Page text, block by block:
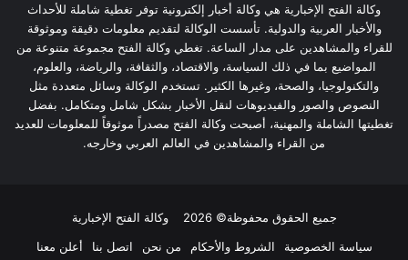
وكالة الفتح الإخبارية هي وكالة أخبار إلكترونية توفر تغطية شاملة للأحداث
والأخبار العربية والدولية. تأسست الوكالة لتقديم معلومات دقيقة وموثوقة
للقراء والمشاهدين على مدار الساعة. تغطي وكالة الفتح مجموعة متنوعة من
المواضيع بما في ذلك السياسة، والاقتصاد، والثقافة، والرياضة، والعلوم،
والتكنولوجيا، والصحة، وغيرها الكثير. تستخدم الوكالة وسائل متعددة مثل
النصوص والصور والفيديوهات لنقل الأخبار بشكل شامل ومتكامل. بفضل
تغطيتها الشاملة والمهنية، أصبحت وكالة الفتح مصدراً موثوقاً للمعلومات للعديد
من القراء والمشاهدين في العالم العربي وخارجه.
جميع الحقوق محفوظة© 2026
وكالة الفتح الإخبارية
سياسة الخصوصية
الشروط والأحكام من نحن اتصل بنا أعلن معنا